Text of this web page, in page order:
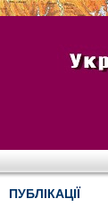
ПУБЛІКАЦІЇ